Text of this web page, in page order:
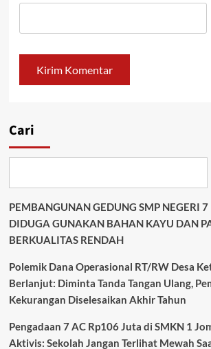
Cari
PEMBANGUNAN GEDUNG SMP NEGERI
DIDUGA GUNAKAN BAHAN KAYU DAN
BERKUALITAS RENDAH
Polemik Dana Operasional RT/RW Desa
Berlanjut: Diminta Tanda Tangan Ulang,
Kekurangan Diselesaikan Akhir Tahun
Pengadaan 7 AC Rp106 Juta di SMKN 1
Aktivis: Sekolah Jangan Terlihat Mewah